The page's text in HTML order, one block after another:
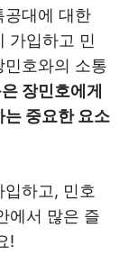
공대에 대한
가입하고 민
호와의 소통
장민호에게
는 중요한 요소
하고, 민호
에서 많은 즐
!